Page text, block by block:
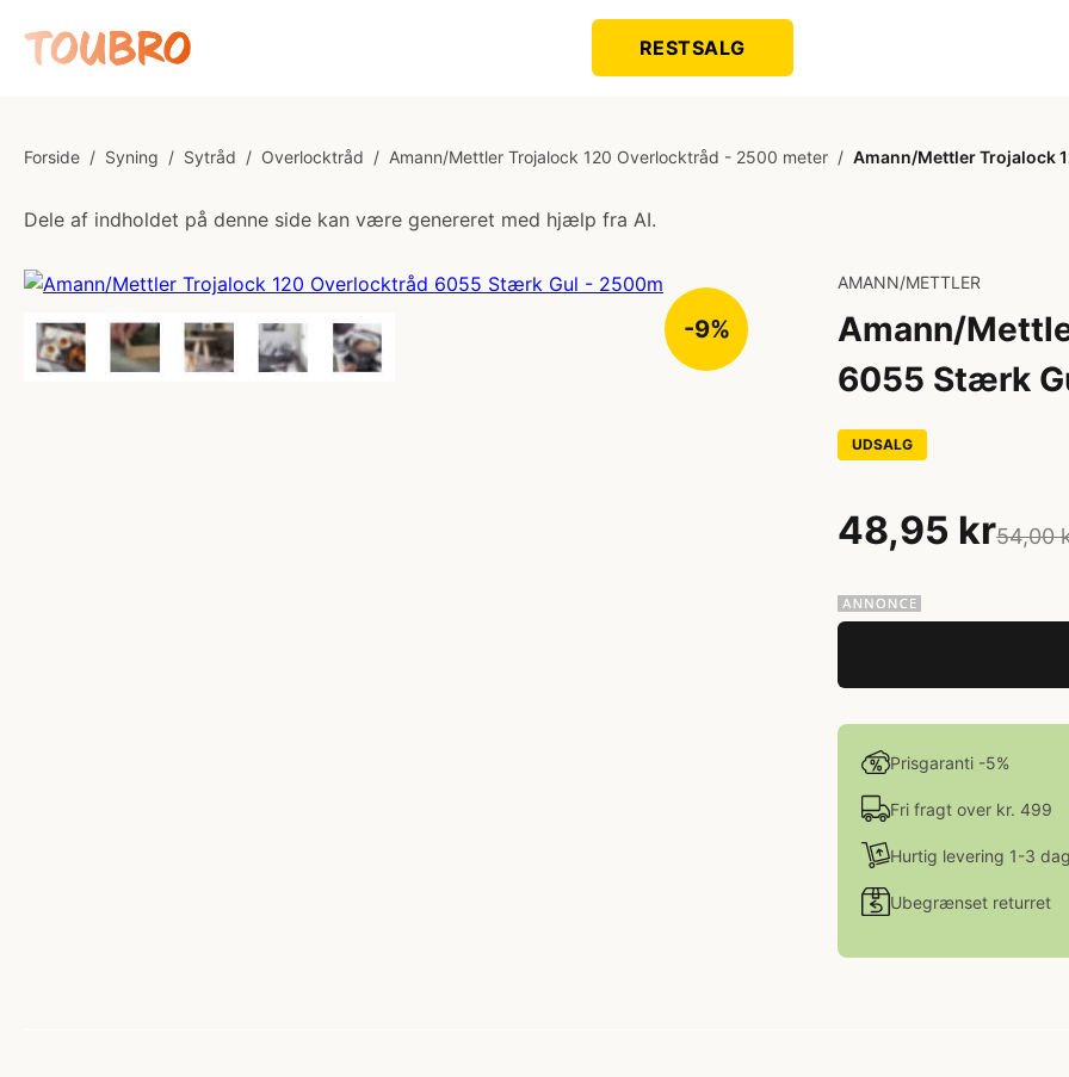
RESTSALG
Forside / Syning / Sytråd / Overlocktråd / Amann/Mettler Trojalock 120 Overlocktråd - 2500 meter / Amann/Mettler Trojalock
Dele af indholdet på denne side kan være genereret med hjælp fra AI.
-9%
AMANN/METTLER
Amann/
6055 Stærk
UDSALG
48,95 kr54,00
Prisgaranti -5%
Fri fragt over kr. 499
Hurtig levering 1-3
Ubegrænset returret